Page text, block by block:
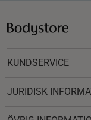
KUNDSERVICE
JURIDISK